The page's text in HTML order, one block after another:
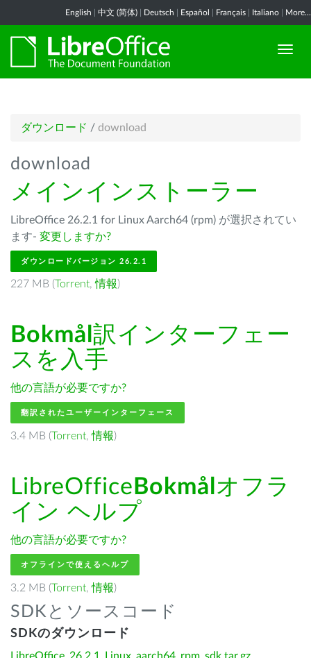
English 中文 (简体) Deutsch Español Français Italiano More...
ダウンロード / download
download
メインインストーラー
LibreOffice 26.2.1 for Linux Aarch64 (rpm) が選択されてい
ます- 変更しますか?
ダウンロードバージョン 26.2.1
227 MB (Torrent,情報)
Bokmål 訳インターフェー
スを入手
他の言語が必要ですか?
翻訳されたユーザーインターフェース
3.4 MB (Torrent,情報)
LibreOffice Bokmål オフラ
イン ヘルプ
他の言語が必要ですか?
オフラインで使えるヘルプ
3.2 MB (Torrent,情報)
SDKとソースコード
SDKのダウンロード